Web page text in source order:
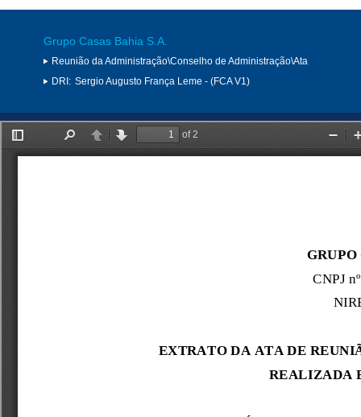
Grupo Casas Bahia S.A.
Reunião da Administração\Conselho de Administração\Ata
DRI: Sergio Augusto França Leme - (FCA V1)